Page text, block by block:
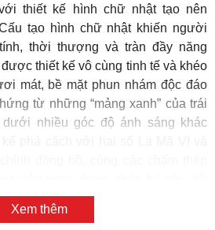
thiết kế hình chữ nhật tạo nên
tạo hình chữ nhật khiến người
thời thượng và tràn đầy năng
thiết kế vô cùng tinh tế và khéo
mát, bề mặt phun nhám độc đáo
từ những “mảng xanh” của trái
nhiều góc độ ánh sáng khác
Xem thêm